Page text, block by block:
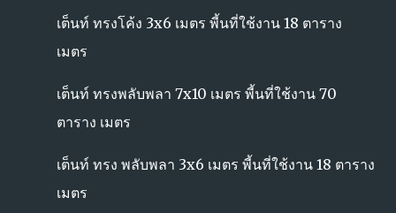
เต็นท์ ทรงโค้ง 3x6 เมตร พี้นที่ใช้งาน 18 ตาราง
เมตร
เต็นท์ ทรงพลับพลา 7x10 เมตร พี้นที่ใช้งาน 70
ตาราง เมตร
เต็นท์ ทรง พลับพลา 3x6 เมตร พี้นที่ใช้งาน 18 ตาราง
เมตร